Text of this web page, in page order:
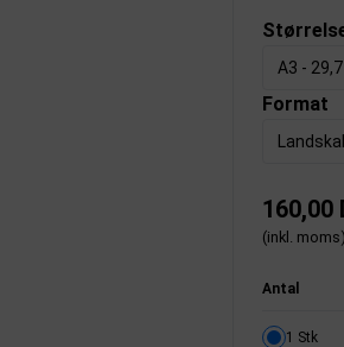
A3 -
Format
160,00
(inkl.
Antal
1 Stk